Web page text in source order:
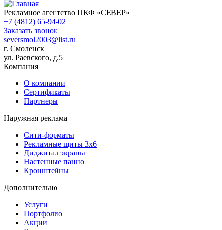
Рекламное агентство ПКФ «СЕВЕР»
+7 (4812) 65-94-02
Заказать звонок
seversmol2003@list.ru
г. Смоленск
ул. Раевского, д.5
Компания
О компании
Сертификаты
Партнеры
Наружная реклама
Сити-форматы
Рекламные щиты 3х6
Диджитал экраны
Настенные панно
Кронштейны
Дополнительно
Услуги
Портфолио
Акции